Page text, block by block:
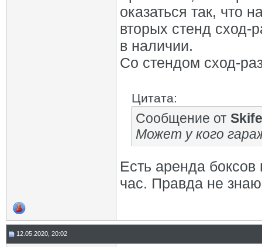
оказаться так, что
вторых стенд сход-
в наличии.
Со стендом сход-
Цитата:
Сообщение от
Может у кого
Есть аренда
час. Правда не
12.05.2020, 20:02